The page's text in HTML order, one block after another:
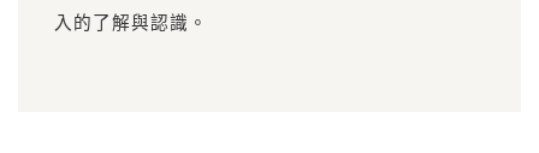
入的了解與認識。